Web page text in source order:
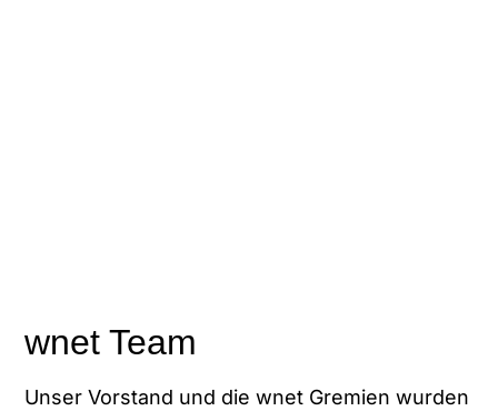
wnet Team
Unser Vorstand und die wnet Gremien wurden